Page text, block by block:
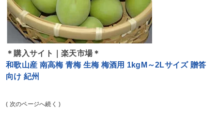
＊購入サイト｜楽天市場＊
和歌山産 南高梅 青梅 生梅 梅酒用 1kgM～2Lサイズ 贈答
向け 紀州
( 次のページへ続く )